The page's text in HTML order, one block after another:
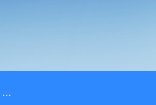
atcc人正常膀胱上皮细胞（SV-